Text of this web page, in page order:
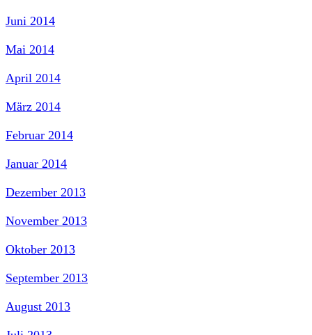
Juni 2014
Mai 2014
April 2014
März 2014
Februar 2014
Januar 2014
Dezember 2013
November 2013
Oktober 2013
September 2013
August 2013